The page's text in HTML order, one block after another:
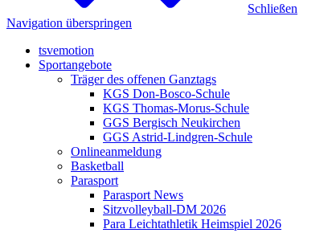
Schließen
Navigation überspringen
tsvemotion
Sportangebote
Träger des offenen Ganztags
KGS Don-Bosco-Schule
KGS Thomas-Morus-Schule
GGS Bergisch Neukirchen
GGS Astrid-Lindgren-Schule
Onlineanmeldung
Basketball
Parasport
Parasport News
Sitzvolleyball-DM 2026
Para Leichtathletik Heimspiel 2026